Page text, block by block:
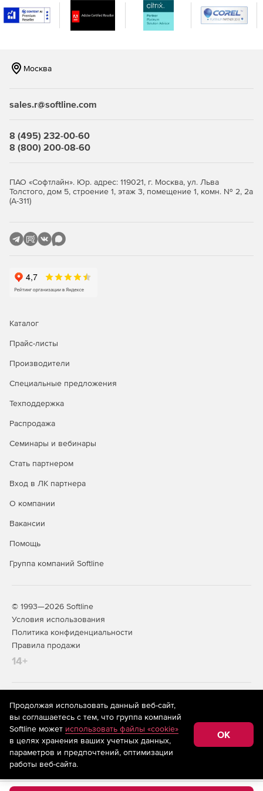
Москва
sales.r@softline.com
8 (495) 232-00-60
8 (800) 200-08-60
ПАО «Софтлайн». Юр. адрес: 119021, г. Москва, ул. Льва
Толстого, дом 5, строение 1, этаж 3, помещение 1, комн. № 2, 2а
(А-311)
Каталог
Прайс-листы
Производители
Специальные предложения
Техподдержка
Распродажа
Семинары и вебинары
Стать партнером
Вход в ЛК партнера
О компании
Вакансии
Помощь
Группа компаний Softline
© 1993—2026 Softline
Условия использования
Политика конфиденциальности
Правила продажи
14+
На информационном ресурсе store.softline.ru применяются
рекомендательные технологии
(информационные технологии
предоставления информации на основе сбора,
систематизации и анализа сведений, относящихся к
предпочтениям пользователей сети «Интернет»,
находящихся на территории Российской Федерации)
Продолжая использовать данный веб-сайт,
вы соглашаетесь с тем, что группа компаний
Softline может использовать файлы «cookie»
в целях хранения ваших учетных данных,
параметров и предпочтений, оптимизации
работы веб-сайта.
OK